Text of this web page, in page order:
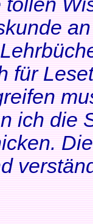
für
ich die